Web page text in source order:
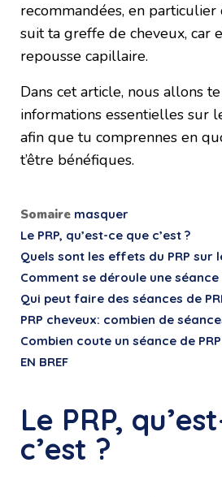
recommandées, en particulier
suit ta greffe de cheveux, car
repousse capillaire.
Dans cet article, nous allons
informations essentielles sur
afin que tu comprennes en
t’être bénéfiques.
Somaire masquer
Le PRP, qu’est-ce que c’est ?
Quels sont les effets du PRP sur
Comment se déroule une séance
Qui peut faire des séances de
PRP cheveux: combien de
Combien coute un séance de PRP
EN BREF
Le PRP,
c’est ?